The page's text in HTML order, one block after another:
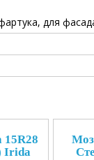
для
Irida